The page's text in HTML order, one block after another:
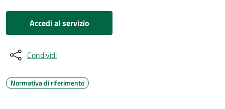
Accedi al servizio
Condividi
Normativa di riferimento